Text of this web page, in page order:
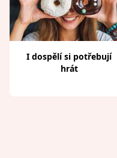
I dospělí si potřebují
hrát